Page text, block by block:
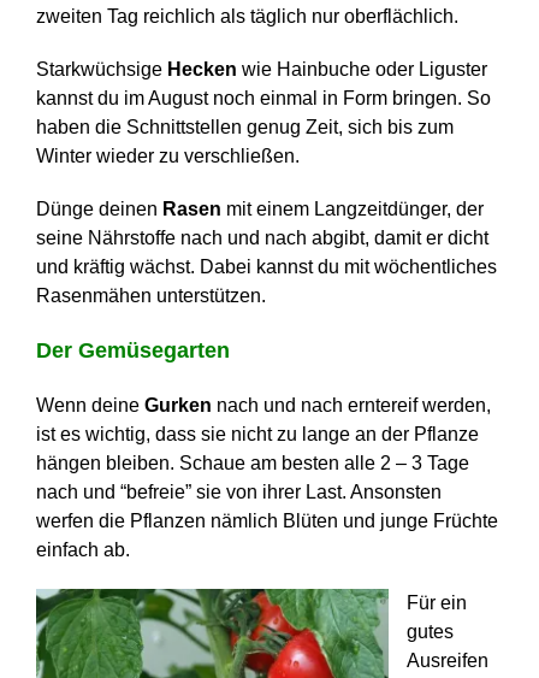
zweiten Tag reichlich als täglich nur oberflächlich.
Starkwüchsige Hecken wie Hainbuche oder Liguster
kannst du im August noch einmal in Form bringen. So
haben die Schnittstellen genug Zeit, sich bis zum
Winter wieder zu verschließen.
Dünge deinen Rasen mit einem Langzeitdünger, der
seine Nährstoffe nach und nach abgibt, damit er dicht
und kräftig wächst. Dabei kannst du mit wöchentliches
Rasenmähen unterstützen.
Der Gemüsegarten
Wenn deine Gurken nach und nach erntereif werden,
ist es wichtig, dass sie nicht zu lange an der Pflanze
hängen bleiben. Schaue am besten alle 2 – 3 Tage
nach und “befreie” sie von ihrer Last. Ansonsten
werfen die Pflanzen nämlich Blüten und junge Früchte
einfach ab.
Für ein
gutes
Ausreifen